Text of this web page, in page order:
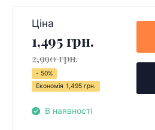
Ціна
1,495 грн.
2,990 грн.
- 50%
Економія 1,495 грн.
В наявності